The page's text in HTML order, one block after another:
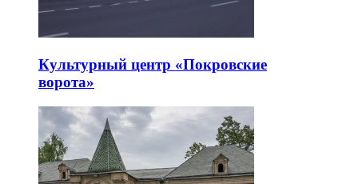
Культурный центр «Покровские
ворота»